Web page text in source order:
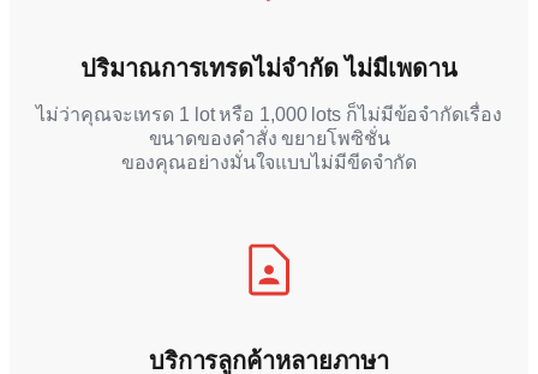
ปริมาณการเทรดไม่จำกัด ไม่มีเพดาน
ไม่ว่าคุณจะเทรด 1 lot หรือ 1,000 lots ก็ไม่มีข้อจำกัดเรื่อง
ขนาดของคำสั่ง ขยายโพซิชั่น
ของคุณอย่างมั่นใจแบบไม่มีขีดจำกัด
บริการลูกค้าหลายภาษา